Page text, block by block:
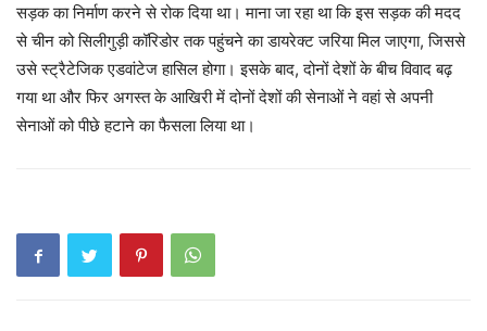
सड़क का निर्माण करने से रोक दिया था। माना जा रहा था कि इस सड़क की मदद
से चीन को सिलीगुड़ी कॉरिडोर तक पहुंचने का डायरेक्ट जरिया मिल जाएगा, जिससे
उसे स्ट्रैटेजिक एडवांटेज हासिल होगा। इसके बाद, दोनों देशों के बीच विवाद बढ़
गया था और फिर अगस्त के आखिरी में दोनों देशों की सेनाओं ने वहां से अपनी
सेनाओं को पीछे हटाने का फैसला लिया था।